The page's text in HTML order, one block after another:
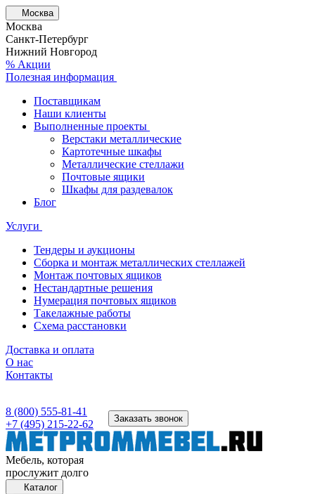
Москва
Москва
Санкт-Петербург
Нижний Новгород
% Акции
Полезная информация
Поставщикам
Наши клиенты
Выполненные проекты
Верстаки металлические
Картотечные шкафы
Металлические стеллажи
Почтовые ящики
Шкафы для раздевалок
Блог
Услуги
Тендеры и аукционы
Сборка и монтаж металлических стеллажей
Монтаж почтовых ящиков
Нестандартные решения
Нумерация почтовых ящиков
Такелажные работы
Схема расстановки
Доставка и оплата
О нас
Контакты
8 (800) 555-81-41
+7 (495) 215-22-62
Заказать звонок
Мебель, которая
прослужит долго
Каталог